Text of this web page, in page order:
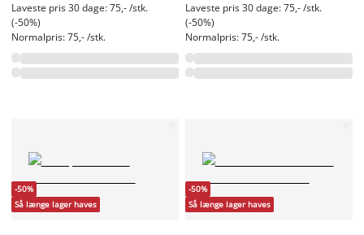
Laveste pris 30 dage: 75,- /stk.
(-50%)
Normalpris: 75,- /stk.
Laveste pris 30 dage: 75,- /stk.
(-50%)
Normalpris: 75,- /stk.
-50%
Så længe lager haves
-50%
Så længe lager haves